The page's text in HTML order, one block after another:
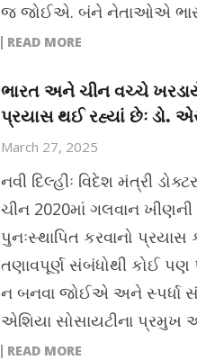
જ જોઈએ. બંને નેતાઓએ
READ MORE
ભારત અને ચીન વચ્ચે
પ્રયાસ થઈ રહ્યાં છેઃ ડો.
March 27, 2025
નવી દિલ્હીઃ વિદેશ મંત્રી
ચીન 2020માં ગલવાન
પુનઃસ્થાપિત કરવાનો
તણાવપૂર્ણ સંબંધોથી કોઈ પણ
ન બનવા જોઈએ અને સ્પર્ધા
એશિયા સોસાયટીના
READ MORE